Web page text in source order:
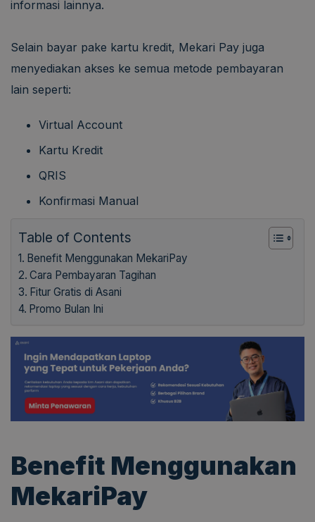
informasi lainnya.
Selain bayar pake kartu kredit, Mekari Pay juga
menyediakan akses ke semua metode pembayaran
lain seperti:
Virtual Account
Kartu Kredit
QRIS
Konfirmasi Manual
Table of Contents
Benefit Menggunakan MekariPay
Cara Pembayaran Tagihan
Fitur Gratis di Asani
Promo Bulan Ini
Benefit Menggunakan
MekariPay